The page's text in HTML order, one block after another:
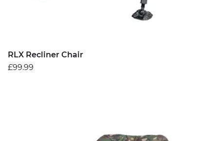
RLX Recliner Chair
£99.99